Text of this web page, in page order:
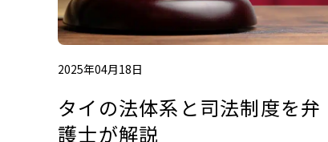
2025年04月18日
タイの法体系と司法制度を弁
護士が解説